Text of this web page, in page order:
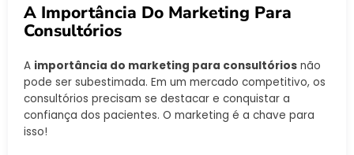
A Importância Do Marketing Para
Consultórios
A importância do marketing para consultórios não
pode ser subestimada. Em um mercado competitivo, os
consultórios precisam se destacar e conquistar a
confiança dos pacientes. O marketing é a chave para
isso!